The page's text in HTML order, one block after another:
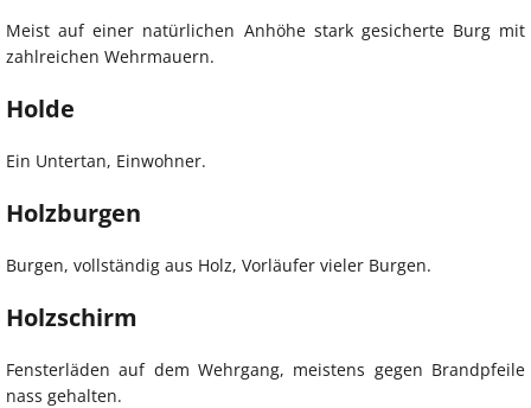
Meist auf einer natürlichen Anhöhe stark gesicherte Burg mit
zahlreichen Wehrmauern.
Holde
Ein Untertan, Einwohner.
Holzburgen
Burgen, vollständig aus Holz, Vorläufer vieler Burgen.
Holzschirm
Fensterläden auf dem Wehrgang, meistens gegen Brandpfeile
nass gehalten.